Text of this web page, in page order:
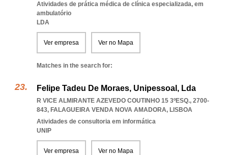
Atividades de prática médica de clínica especializada, em
ambulatório
LDA
Ver empresa Ver no Mapa
Matches in the search for:
Felipe Tadeu De Moraes, Unipessoal, Lda
R VICE ALMIRANTE AZEVEDO COUTINHO 15 3ºESQ., 2700-
843, FALAGUEIRA VENDA NOVA AMADORA, LISBOA
Atividades de consultoria em informática
UNIP
Ver empresa Ver no Mapa